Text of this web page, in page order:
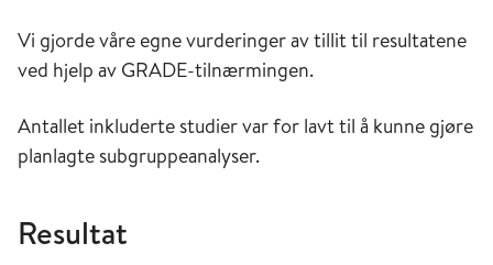
Vi gjorde våre egne vurderinger av tillit til resultatene
ved hjelp av GRADE-tilnærmingen.
Antallet inkluderte studier var for lavt til å kunne gjøre
planlagte subgruppeanalyser.
Resultat